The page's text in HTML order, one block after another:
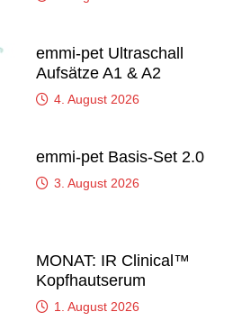
emmi-pet Ultraschall
Aufsätze A1 & A2
4. August 2026
emmi-pet Basis-Set 2.0
3. August 2026
MONAT: IR Clinical™
Kopfhautserum
1. August 2026